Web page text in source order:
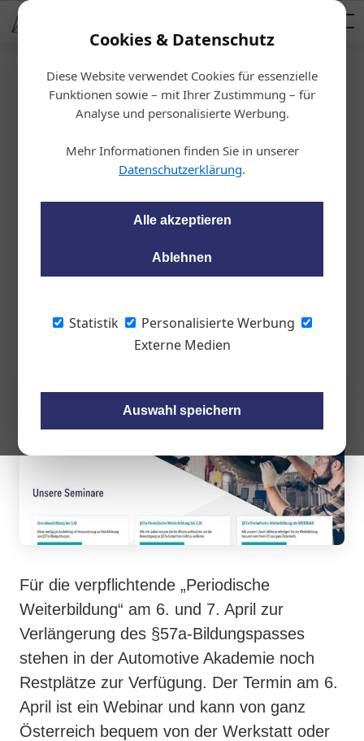
Cookies & Datenschutz
Diese Website verwendet Cookies für essenzielle
Funktionen sowie – mit Ihrer Zustimmung – für
Analyse und personalisierte Werbung.
Mehr Informationen finden Sie in unserer
Datenschutzerklärung.
Alle akzeptieren
Ablehnen
Statistik
Personalisierte Werbung
Externe Medien
Auswahl speichern
AUTOMOTIVE AKADEMIE
Podcast
Startseite/Ausbildung
Automotive Akademie
§57a Bildungspass verlängern:
Restplätze im April
Wer noch vor Ostern seinen §57a-Bildungspass verlängern
Akademie sichern. Es gibt noch wenige Restplätze für das
Webinar und die Präsenzschulung.
Für die verpflichtende „Periodische
Weiterbildung“ am 6. und 7. April zur
Verlängerung des §57a-Bildungspasses
stehen in der Automotive Akademie noch
Restplätze zur Verfügung. Der Termin am 6.
April ist ein Webinar und kann von ganz
Österreich bequem von der Werkstatt oder